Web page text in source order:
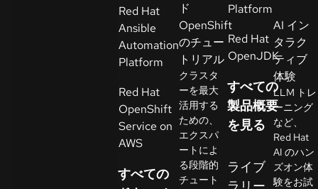
者
ト
ラ
イ
ア
ル
の
始
Red Hat
Ansible
Automation
Platform
Red Hat
OpenShift
Service on
AWS
すべての
ド
OpenShift
のチュー
トリアル
クラスタ
ーを最大
活用する
ための、
エクスパ
ートによ
る段階的
チュート
Platform
Red Hat
OpenJDK
すべての
製品概要
を見る
ライブ
AI イン
タラク
ティブ
体験
LLM トレ
ーニング
など、
Red Hat
AI のハン
ズオン体
験をお試